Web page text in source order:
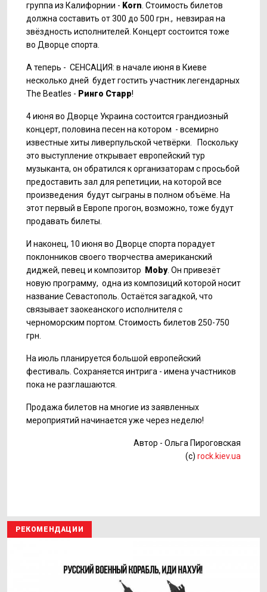
группа из Калифорнии - Korn . Стоимость билетов
должна составить от 300 до 500 грн., невзирая на
звёздность исполнителей. Концерт состоится тоже
во Дворце спорта.
А теперь - СЕНСАЦИЯ: в начале июня в Киеве
несколько дней будет гостить участник легендарных
The Beatles - Ринго Старр!
4 июня во Дворце Украина состоится грандиозный
концерт, половина песен на котором - всемирно
известные хиты ливерпульской четвёрки. Поскольку
это выступление открывает европейский тур
музыканта, он обратился к организаторам с просьбой
предоставить зал для репетиции, на которой все
произведения будут сыграны в полном объёме. На
этот первый в Европе прогон, возможно, тоже будут
продавать билеты.
И наконец, 10 июня во Дворце спорта порадует
поклонников своего творчества американский
диджей, певец и композитор
Moby. Он привезёт
новую программу, одна из композиций которой носит
название Севастополь. Остаётся загадкой, что
связывает заокеанского исполнителя с
черноморским портом. Стоимость билетов 250-750
грн.
На июль планируется большой европейский
фестиваль. Сохраняется интрига - имена участников
пока не разглашаются.
Продажа билетов на многие из заявленных
мероприятий начинается уже через неделю!
Автор - Ольга Пироговская
(с) rock.kiev.ua
РЕКОМЕНДАЦИИ